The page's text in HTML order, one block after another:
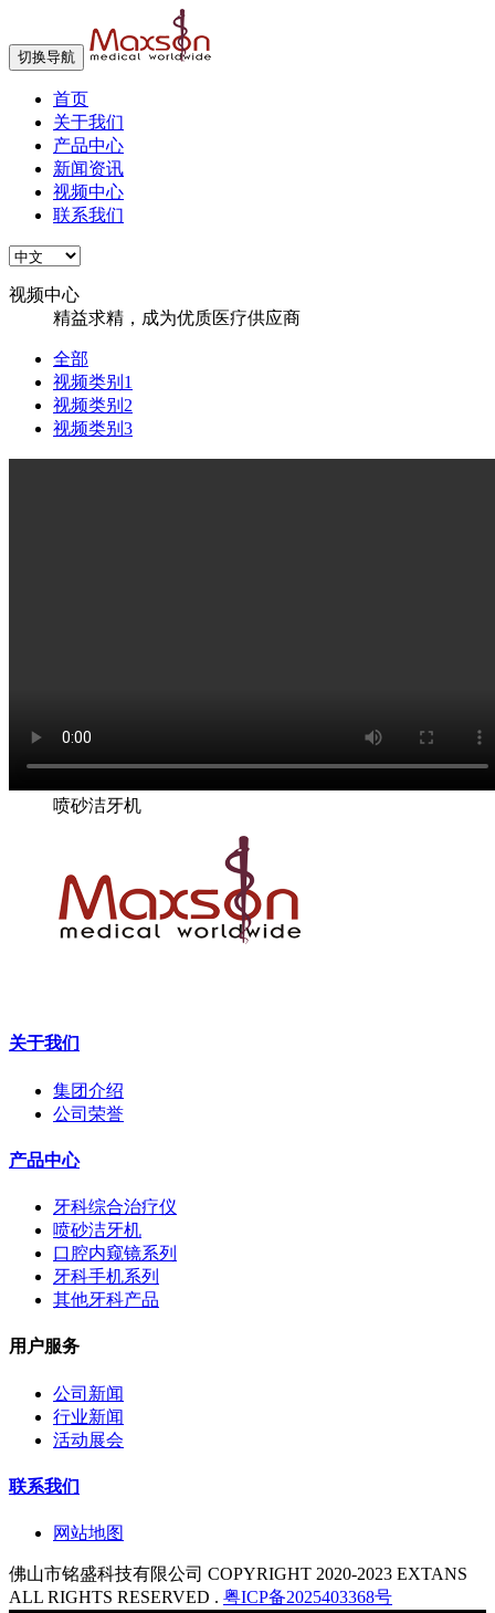
切换导航
首页
关于我们
产品中心
新闻资讯
视频中心
联系我们
视频中心
精益求精，成为优质医疗供应商
全部
视频类别1
视频类别2
视频类别3
喷砂洁牙机
关于我们
集团介绍
公司荣誉
产品中心
牙科综合治疗仪
喷砂洁牙机
口腔内窥镜系列
牙科手机系列
其他牙科产品
用户服务
公司新闻
行业新闻
活动展会
联系我们
网站地图
佛山市铭盛科技有限公司 COPYRIGHT 2020-2023 EXTANS
ALL RIGHTS RESERVED . 粤ICP备2025403368号